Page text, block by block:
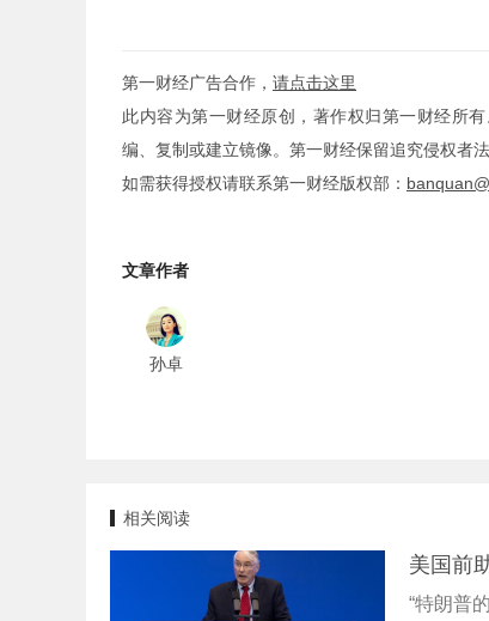
第一财经广告合作， 请点击这里
此内容为第一财经原创，著作权归第一财经所
编、复制或建立镜像。第一财经保留追究侵权者法
如需获得授权请联系第一财经版权部：
文章作者
孙卓
相关阅读
美国前
“特朗普